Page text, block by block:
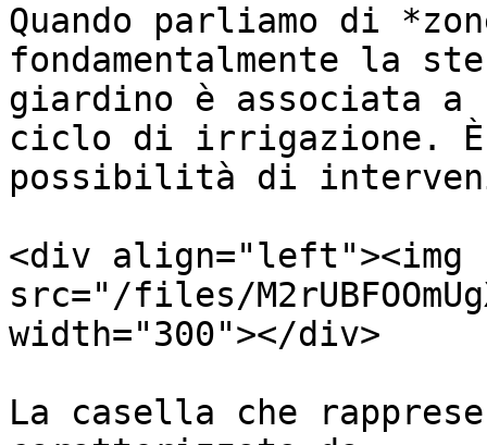
Quando parliamo di
fondamentalmente la
giardino è associata
ciclo di irrigazione.
possibilità di
<div align="left"><img
src="/files/
width="300"></div>
La casella che